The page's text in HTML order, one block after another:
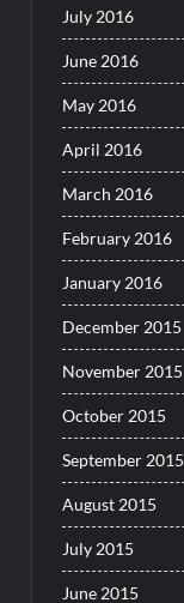
July 2016
June 2016
May 2016
April 2016
March 2016
February 2016
January 2016
December 2015
November 2015
October 2015
September 2015
August 2015
July 2015
June 2015